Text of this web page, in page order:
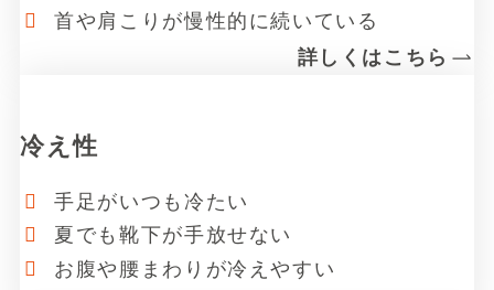
首や肩こりが慢性的に続いている
詳しくはこちら
ク
冷え性
手足がいつも冷たい
夏でも靴下が手放せない
お腹や腰まわりが冷えやすい